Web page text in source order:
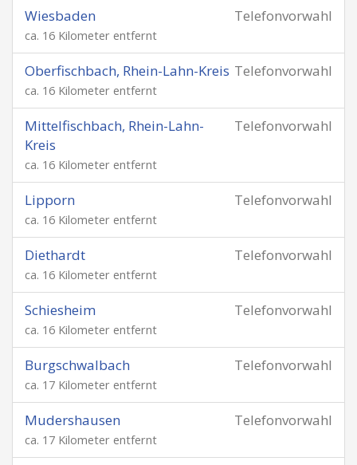
Telefonvorwahl
Wiesbaden
ca. 16 Kilometer entfernt
Telefonvorwahl
Oberfischbach, Rhein-Lahn-Kreis
ca. 16 Kilometer entfernt
Telefonvorwahl
Mittelfischbach, Rhein-Lahn-
Kreis
ca. 16 Kilometer entfernt
Telefonvorwahl
Lipporn
ca. 16 Kilometer entfernt
Telefonvorwahl
Diethardt
ca. 16 Kilometer entfernt
Telefonvorwahl
Schiesheim
ca. 16 Kilometer entfernt
Telefonvorwahl
Burgschwalbach
ca. 17 Kilometer entfernt
Telefonvorwahl
Mudershausen
ca. 17 Kilometer entfernt